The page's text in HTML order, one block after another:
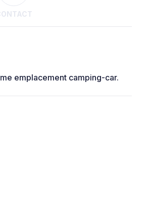
emplacement camping-car.